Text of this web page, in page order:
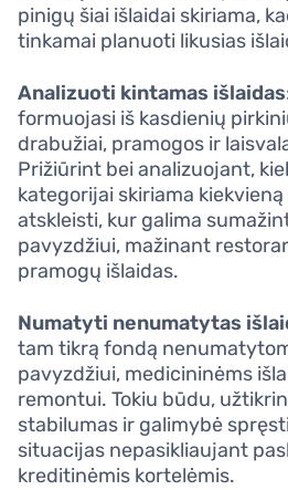
pinigų šiai išlaidai skiriama,
tinkamai planuoti likusias
Analizuoti kintamas išlaidas
formuojasi iš kasdienių
drabužiai, pramogos ir
Prižiūrint bei analizuojant,
kategorijai skiriama
atskleisti, kur galima
pavyzdžiui, mažinant
pramogų išlaidas.
Numatyti nenumatytas
tam tikrą fondą
pavyzdžiui, medicininėms
remontui. Tokiu būdu,
stabilumas ir galimybė
situacijas nepasikliaujant
kreditinėmis kortelėmis.